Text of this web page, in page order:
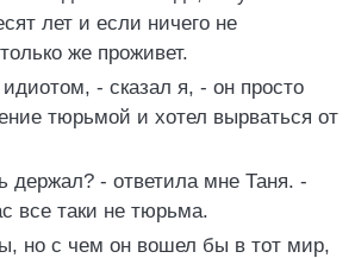
лет и если ничего не
же проживет.
- сказал я, - он просто
тюрьмой и хотел вырваться от
держал? - ответила мне Таня. -
все таки не тюрьма.
но с чем он вошел бы в тот мир,